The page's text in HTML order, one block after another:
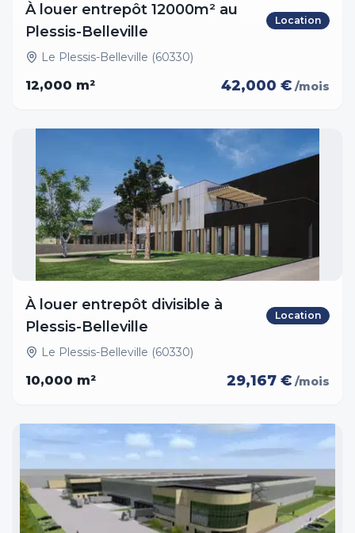
À louer entrepôt 12000m² au
Plessis-Belleville
Location
Le Plessis-Belleville (60330)
12,000 m² 42,000 € /mois
À louer entrepôt divisible à
Plessis-Belleville
Location
Le Plessis-Belleville (60330)
10,000 m² 29,167 € /mois